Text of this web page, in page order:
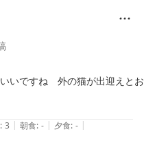
いですね　外の猫が出迎えとお
: 3 | 朝食: - | 夕食: - |